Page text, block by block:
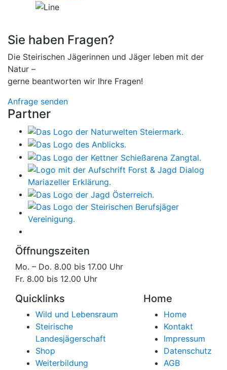
Sie haben Fragen?
Die Steirischen Jägerinnen und Jäger leben mit der
Natur –
gerne beantworten wir Ihre Fragen!
Anfrage senden
Partner
Öffnungszeiten
Mo. – Do. 8.00 bis 17.00 Uhr
Fr. 8.00 bis 12.00 Uhr
Quicklinks
Wild und Lebensraum
Steirische
Landesjägerschaft
Shop
Weiterbildung
Home
Home
Kontakt
Impressum
Datenschutz
AGB